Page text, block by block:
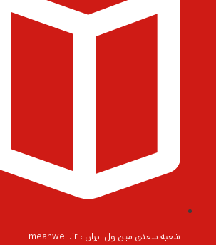
شعبه سعدی مین ول ایران : meanwell.ir